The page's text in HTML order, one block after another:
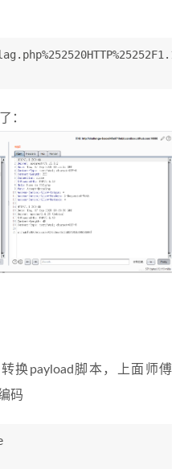
：
换payload脚本，上面师傅
码